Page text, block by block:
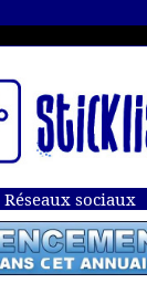
Réseaux sociaux